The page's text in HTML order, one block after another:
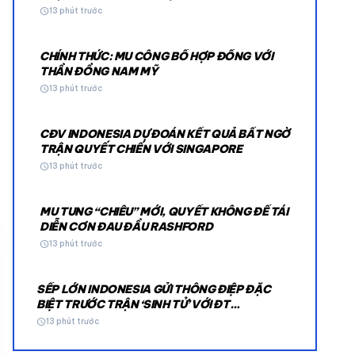
© 2026 TT24H
schedule13 phút trước
CHÍNH THỨC: MU CÔNG BỐ HỢP ĐỒNG VỚI
THẦN ĐỒNG NAM MỸ
schedule13 phút trước
CĐV INDONESIA DỰ ĐOÁN KẾT QUẢ BẤT NGỜ
TRẬN QUYẾT CHIẾN VỚI SINGAPORE
schedule13 phút trước
MU TUNG “CHIÊU” MỚI, QUYẾT KHÔNG ĐỂ TÁI
DIỄN CƠN ĐAU ĐẦU RASHFORD
schedule13 phút trước
SẾP LỚN INDONESIA GỬI THÔNG ĐIỆP ĐẶC
BIỆT TRƯỚC TRẬN ‘SINH TỬ’ VỚI ĐT
SINGAPORE
schedule13 phút trước